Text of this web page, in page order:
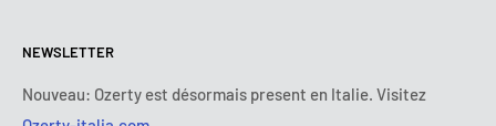
Conditions de paiement
Termes et conditions d'abonnement
Mentions légales
FAQ
Mardi :9:00 - 18:00
Mercredi :9:00 - 18:00
Jeudi :
9:00 - 18:00
NEWSLETTER
Nouveau: Ozerty est désormais present en Italie. Visitez